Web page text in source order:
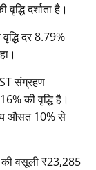
दर्शाता है।
दर 8.79%
संग्रहण
की वृद्धि है।
औसत 10% से
वसूली ₹23,285